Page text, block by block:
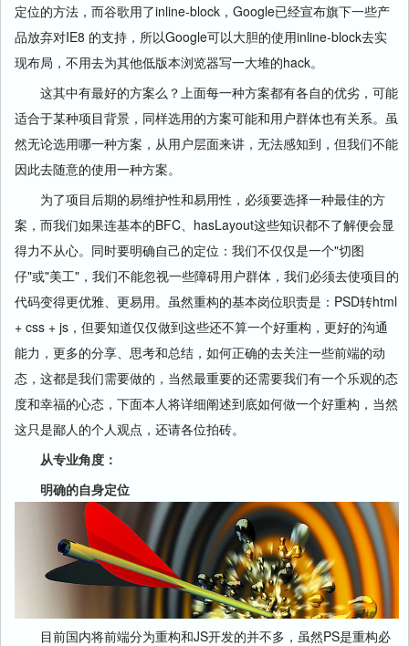
定位的方法，而谷歌用了inline-block，Google已经宣布旗下一些产
品放弃对IE8 的支持，所以Google可以大胆的使用inline-block去实
现布局，不用去为其他低版本浏览器写一大堆的hack。
这其中有最好的方案么？上面每一种方案都有各自的优劣，可能
适合于某种项目背景，同样选用的方案可能和用户群体也有关系。虽
然无论选用哪一种方案，从用户层面来讲，无法感知到，但我们不能
因此去随意的使用一种方案。
为了项目后期的易维护性和易用性，必须要选择一种最佳的方
案，而我们如果连基本的BFC、hasLayout这些知识都不了解便会显
得力不从心。同时要明确自己的定位：我们不仅仅是一个"切图
仔"或"美工"，我们不能忽视一些障碍用户群体，我们必须去使项目的
代码变得更优雅、更易用。虽然重构的基本岗位职责是：PSD转html
+ css + js，但要知道仅仅做到这些还不算一个好重构，更好的沟通
能力，更多的分享、思考和总结，如何正确的去关注一些前端的动
态，这都是我们需要做的，当然最重要的还需要我们有一个乐观的态
度和幸福的心态，下面本人将详细阐述到底如何做一个好重构，当然
这只是鄙人的个人观点，还请各位拍砖。
从专业角度：
明确的自身定位
目前国内将前端分为重构和JS开发的并不多，虽然PS是重构必